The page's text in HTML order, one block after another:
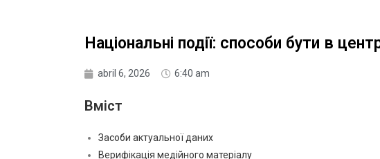
Національні події: способи бути в
abril 6, 2026 6:40 am
Вміст
Засоби актуальної даних
Верифікація медійного матеріалу